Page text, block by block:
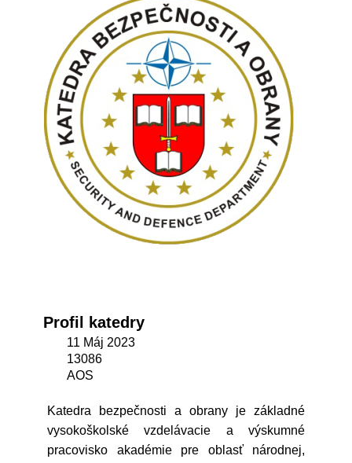
Profil katedry
11 Máj 2023
13086
AOS
Katedra bezpečnosti a obrany je základné
vysokoškolské vzdelávacie a výskumné
pracovisko akadémie pre oblasť národnej,